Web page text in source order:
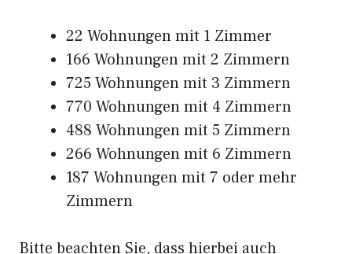
22 Wohnungen mit 1 Zimmer
166 Wohnungen mit 2 Zimmern
725 Wohnungen mit 3 Zimmern
770 Wohnungen mit 4 Zimmern
488 Wohnungen mit 5 Zimmern
266 Wohnungen mit 6 Zimmern
187 Wohnungen mit 7 oder mehr
Zimmern
Bitte beachten Sie, dass hierbei auch